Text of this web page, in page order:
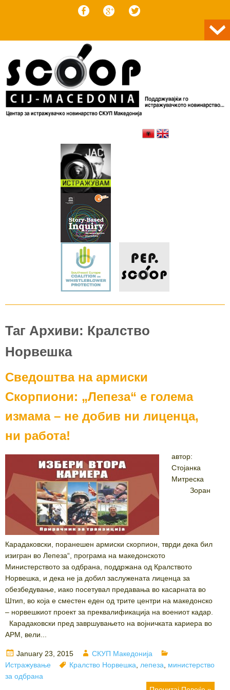
Таг Архиви: Кралство
Норвешка
Сведоштва на армиски
Скорпиони: „Лепеза“ е голема
измама – не добив ни лиценца,
ни работа!
автор:
Стојанка
Митреска
Зоран
Карадаковски, поранешeн армиски скорпион, тврди дека бил
изигран во Лепеза“, програма на македонското
Министерството за одбрана, поддржана од Кралството
Норвешка, и дека не ја добил заслужената лиценца за
обезбедување, иако посетувал предавања во касарната во
Штип, во која е сместен еден од трите центри на македонско
– норвешкиот проект за преквалификација на воениот кадар.
Карадаковски пред завршувањето на војничката кариера во
АРМ, вели...
Posted
on
January 23, 2015 Author
СКУП Македонија
Истражување
Tags
Кралство Норвешка лепеза
министерство
за одбрана